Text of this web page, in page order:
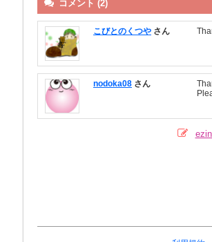
コメント (2)
こびとのくつや さん
nodoka08 さん